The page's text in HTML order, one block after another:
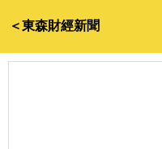
＜東森財經新聞